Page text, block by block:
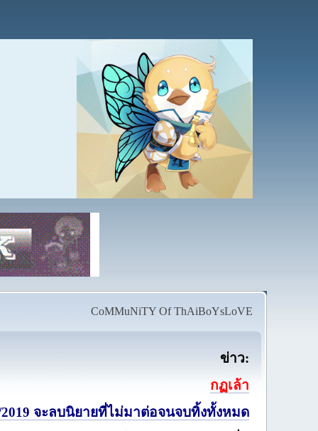
CoMMuNiTY Of ThAiBoYsLoVE
ข่าว:
กฏเล้า
2019 จะลบนิยายที่ไม่มาต่อจนจบทิ้งทั้งหมด